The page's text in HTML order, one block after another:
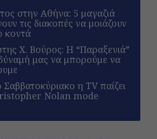
στην Αθήνα: 5 μαγαζιά
τις διακοπές να μοιάζουν
κοντά
Χ. Βούρος: Η “Παραξενιά”
δύναμή μας να μπορούμε να
η TV παίζει
Nolan mode